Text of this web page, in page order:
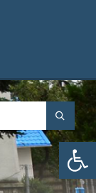
Deschide bara de unelte